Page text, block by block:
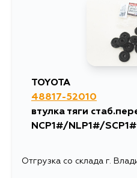
TOYOTA
48817-52010
втулка тяги
NCP1#/NLP1#/
Отгрузка со склада г.